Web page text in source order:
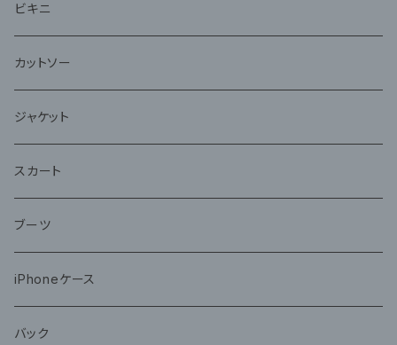
ビキニ
カットソー
ジャケット
スカート
ブーツ
iPhoneケース
バック